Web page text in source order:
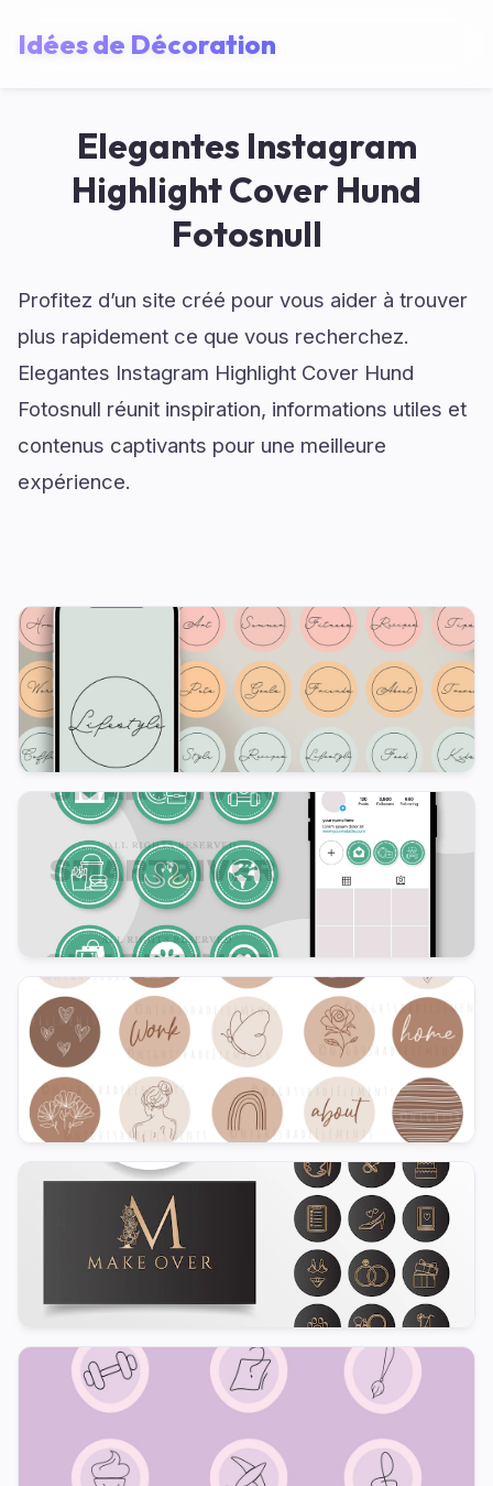
Idées de Décoration
Elegantes Instagram
Highlight Cover Hund
Fotosnull
Profitez d’un site créé pour vous aider à trouver
plus rapidement ce que vous recherchez.
Elegantes Instagram Highlight Cover Hund
Fotosnull réunit inspiration, informations utiles et
contenus captivants pour une meilleure
expérience.